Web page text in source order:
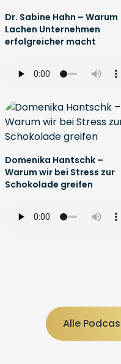
Dr. Sabine Hahn – Warum
Lachen Unternehmen
erfolgreicher macht
Domenika Hantschk –
Warum wir bei Stress zur
Schokolade greifen
Alle